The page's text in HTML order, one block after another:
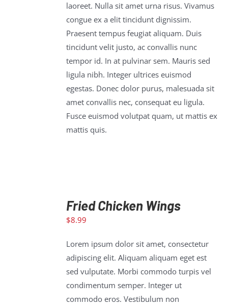
laoreet. Nulla sit amet urna risus. Vivamus
congue ex a elit tincidunt dignissim.
Praesent tempus feugiat aliquam. Duis
tincidunt velit justo, ac convallis nunc
tempor id. In at pulvinar sem. Mauris sed
ligula nibh. Integer ultrices euismod
egestas. Donec dolor purus, malesuada sit
amet convallis nec, consequat eu ligula.
Fusce euismod volutpat quam, ut mattis ex
mattis quis.
Fried Chicken Wings
$8.99
Lorem ipsum dolor sit amet, consectetur
adipiscing elit. Aliquam aliquam eget est
sed vulputate. Morbi commodo turpis vel
condimentum semper. Integer ut
commodo eros. Vestibulum non